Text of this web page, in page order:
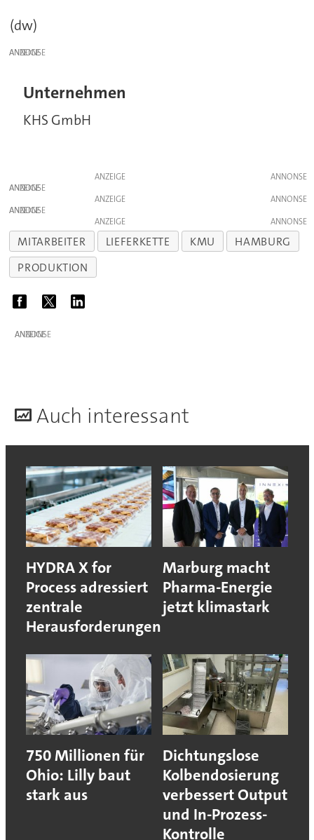
(dw)
ANZEIGE
Unternehmen
KHS GmbH
ANZEIGE
ANZEIGE
ANZEIGE
ANZEIGE
ANZEIGE
MITARBEITER LIEFERKETTE KMU
HAMBURG
PRODUKTION
ANZEIGE
Auch interessant
HYDRA X for
Process adressiert
zentrale
Herausforderungen
Marburg macht
Pharma-Energie
jetzt klimastark
750 Millionen für
Ohio: Lilly baut
stark aus
Dichtungslose
Kolbendosierung
verbessert Output
und In-Prozess-
Kontrolle